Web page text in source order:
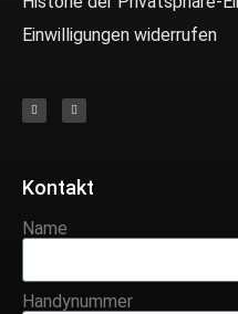
Einwilligungen widerrufen
Kontakt
Name
Handynummer